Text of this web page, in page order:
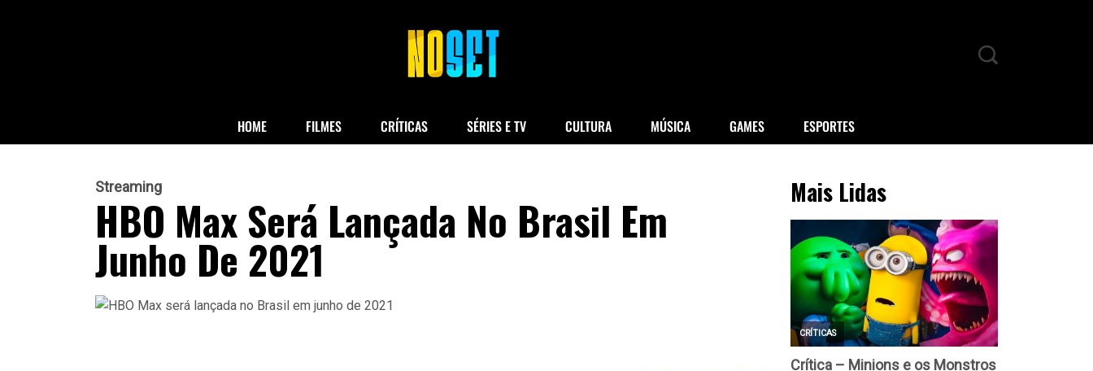
HOME FILMES CRÍTICAS SÉRIES E TV CULTURA MÚSICA GAMES ESPORTES
Streaming
HBO Max Será Lançada No Brasil Em
Junho De 2021
Mais Lidas